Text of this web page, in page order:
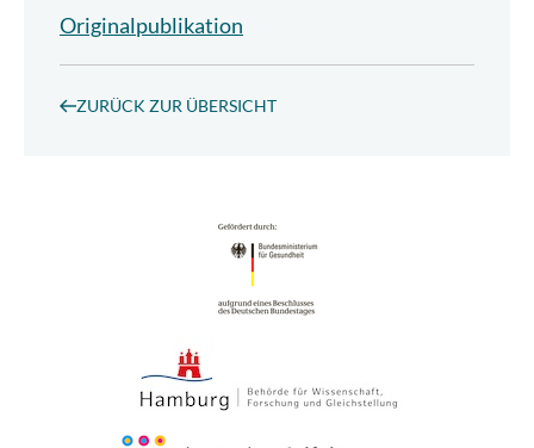
Originalpublikation
ZURÜCK ZUR ÜBERSICHT